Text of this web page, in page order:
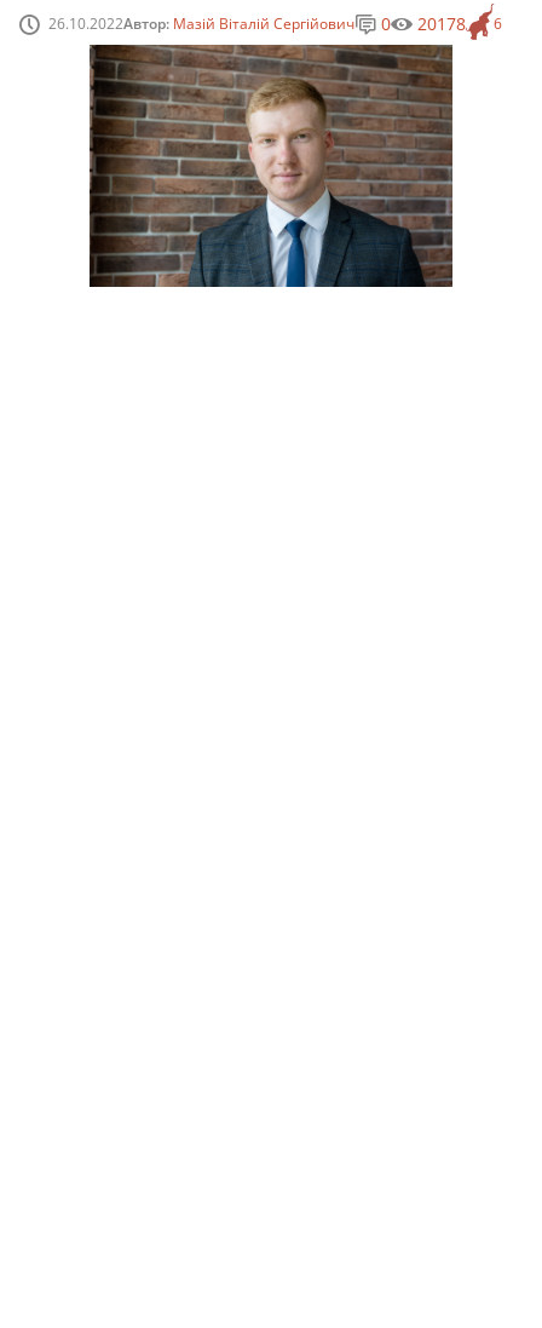
26.10.2022Автор: Мазій Віталій Сергійович 6
0 20178